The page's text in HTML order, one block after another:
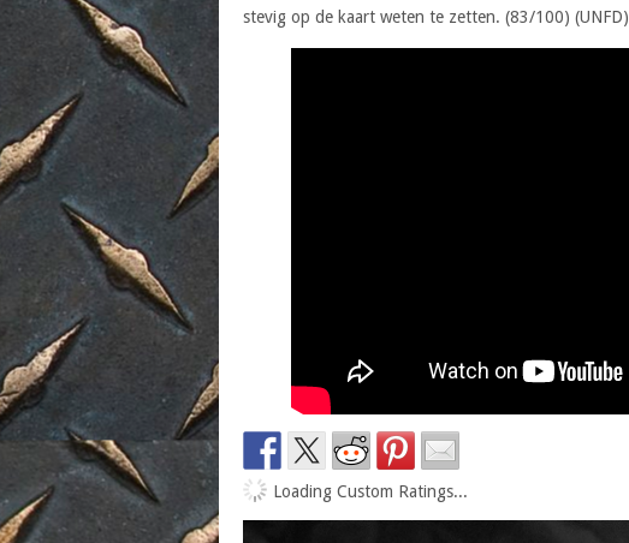
stevig op de kaart weten te zetten. (83/100) (UNFD)
Loading Custom Ratings...